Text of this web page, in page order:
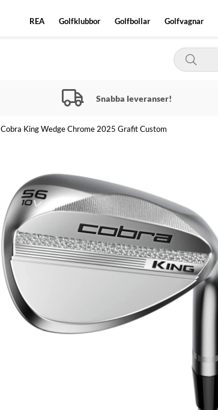
REA Golfklubbor Golfbollar Golfvagnar
Snabba leveranser!
Cobra King Wedge Chrome 2025 Grafit Custom